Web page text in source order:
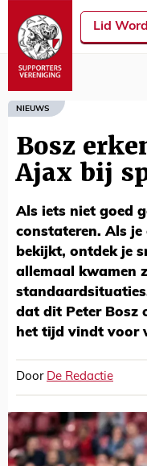
Lid
NIEUWS
Bosz
Ajax bij
Als iets niet goed
constateren. Als
bekijkt, ontdek je
allemaal kwamen
dat dit Peter Bosz
het tijd vindt voor
Door De Redactie